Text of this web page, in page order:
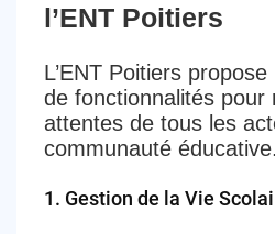
l’ENT Poitiers
L’ENT Poitiers
de fonctionnalités pour
attentes de tous les
communauté éducative.
1. Gestion de la Vie